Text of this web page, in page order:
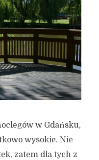
w Gdańsku,
wysokie. Nie
zatem dla tych z